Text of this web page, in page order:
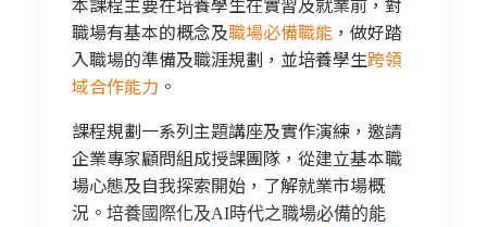
職場有基本的概念及職場必備職能，做好踏
入職場的準備及職涯規劃，並培養學生跨領
域合作能力 。
課程規劃一系列主題講座及實作演練，邀請
企業專家顧問組成授課團隊，從建立基本職
場心態及自我探索開始，了解就業市場概
況。 培養國際化及AI時代之職場必備的能